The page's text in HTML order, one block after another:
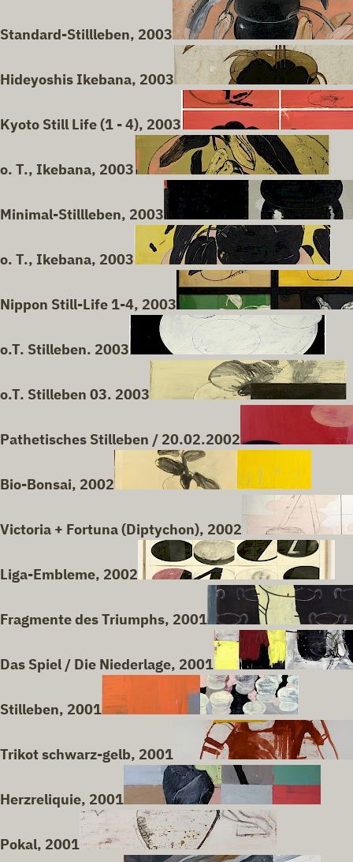
Standard-Stillleben, 2003
Hideyoshis Ikebana, 2003
Kyoto Still Life (1 - 4), 2003
o. T., Ikebana, 2003
Minimal-Stillleben, 2003
o. T., Ikebana, 2003
Nippon Still-Life 1-4, 2003
o.T. Stilleben. 2003
o.T. Stilleben 03. 2003
Pathetisches Stilleben / 20.02.2002
Bio-Bonsai, 2002
Victoria + Fortuna (Diptychon), 2002
Liga-Embleme, 2002
Fragmente des Triumphs, 2001
Das Spiel / Die Niederlage, 2001
Stilleben, 2001
Trikot schwarz-gelb, 2001
Herzreliquie, 2001
Pokal, 2001